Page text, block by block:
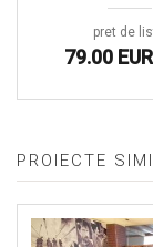
pret de
79.00 EUR
PROIECTE